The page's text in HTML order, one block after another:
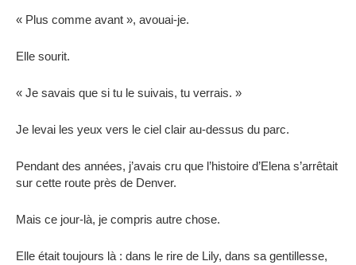
« Plus comme avant », avouai-je.
Elle sourit.
« Je savais que si tu le suivais, tu verrais. »
Je levai les yeux vers le ciel clair au-dessus du parc.
Pendant des années, j’avais cru que l’histoire d’Elena s’arrêtait
sur cette route près de Denver.
Mais ce jour-là, je compris autre chose.
Elle était toujours là : dans le rire de Lily, dans sa gentillesse,